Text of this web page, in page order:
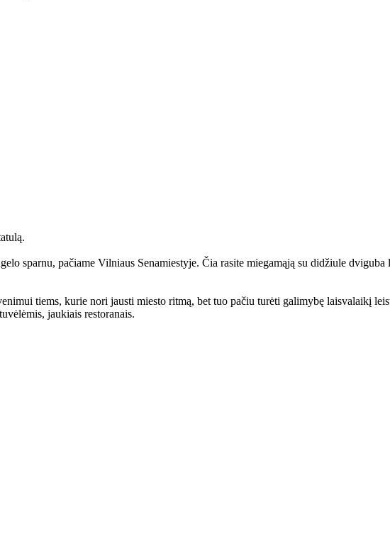
sparnu, pačiame Vilniaus Senamiestyje. Čia rasite miegamąją su didžiule
tiems, kurie nori jausti miesto ritmą, bet tuo pačiu turėti galimybę laisvalaikį
jaukiais restoranais.